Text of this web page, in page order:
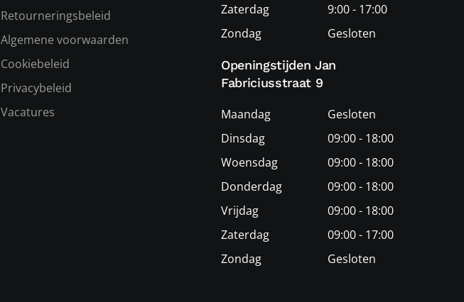
Retourneringsbeleid
Algemene voorwaarden
Cookiebeleid
Privacybeleid
Vacatures
Zaterdag
9:00 - 17:00
Zondag
Gesloten
Openingstijden Jan
Fabriciusstraat 9
Maandag
Gesloten
Dinsdag
09:00 - 18:00
Woensdag
09:00 - 18:00
Donderdag
09:00 - 18:00
Vrijdag
09:00 - 18:00
Zaterdag
09:00 - 17:00
Zondag
Gesloten